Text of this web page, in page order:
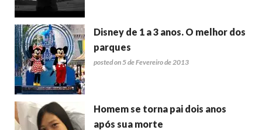
Disney de 1 a 3 anos. O melhor dos
parques
posted on 5 de Fevereiro de 2013
Homem se torna pai dois anos
após sua morte